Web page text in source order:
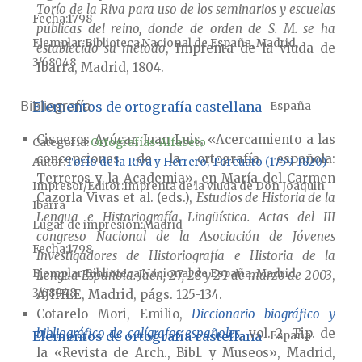
Torío de la Riva para uso de los seminarios y escuelas
públicas del reino, donde de orden de S. M. se ha
establecido su método, Imprenta de la viuda de
Ibarra, Madrid, 1804.
Bibliografía
Cisneros Ayúcar, Juan Luis, «Acercamiento a las
concepciones de la ortografía española:
Terreros y la Academia», en María del Carmen
Cazorla Vivas et al. (eds.), Estudios de Historia de la
Lengua e Historiografía Lingüística. Actas del III
congreso Nacional de la Asociación de Jóvenes
Investigadores de Historiografía e Historia de la
Lengua Española. Jaén, 27, 28 y 29 de marzo de 2003,
AJIHLE, Madrid, págs. 125-134.
Cotarelo Mori, Emilio,Diccionario biográfico y
bibliográfico de calígrafos españoles, vol. 2, Tip. de
la «Revista de Arch., Bibl. y Museos», Madrid,
Fecha1798
EjemplarBiblioteca Nacional de España, Madrid,
3/68048
Elementos de ortografía castellana España
Categoría:Ortografías-Alfabeto
AutorTorío de la Riva y Herrero, Torcuato (1759-1820)
Impresor/Editor Imprenta de la viuda de Don Joaquin
Ibarra
Lugar de impresiónMadrid
Fecha1798
Ejemplar Biblioteca Nacional de España, Madrid,
3/68048
Elementos de ortografía castellana España